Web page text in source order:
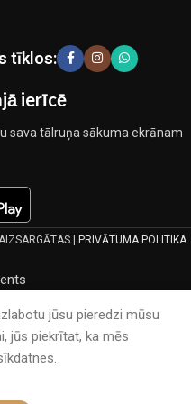
izskatu, ilgu
tīklos:
ierīcē
sava tālruņa sākuma ekrānam
| PRIVĀTUMA POLITIKA
jūsu pieredzi mūsu
jūs piekrītat, ka mēs